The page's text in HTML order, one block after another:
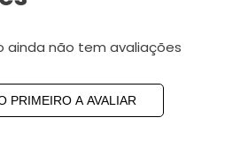
ainda não tem avaliações
PRIMEIRO A AVALIAR